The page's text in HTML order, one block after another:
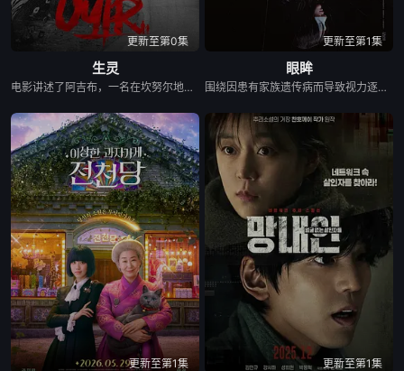
更新至第0集
生灵
电影讲述了阿吉布，一名在坎努尔地区达玛达姆警察局实习的副督察的故事，根据真实事件改编。
更新至第1集
眼眸
围绕因患有家族遗传病而导致视力逐渐丧失的摄影师瑞真展开。在面对跨越视力障碍、好不容易成为陶艺家却离奇身亡的双胞胎妹妹瑞音时，瑞真孤身一人踏上了挖掘死亡真相的道路，并在黑暗的边缘与隐藏的真相正面交锋。申敏儿在片中一人分饰两角。
更新至第1集 更新至第1集